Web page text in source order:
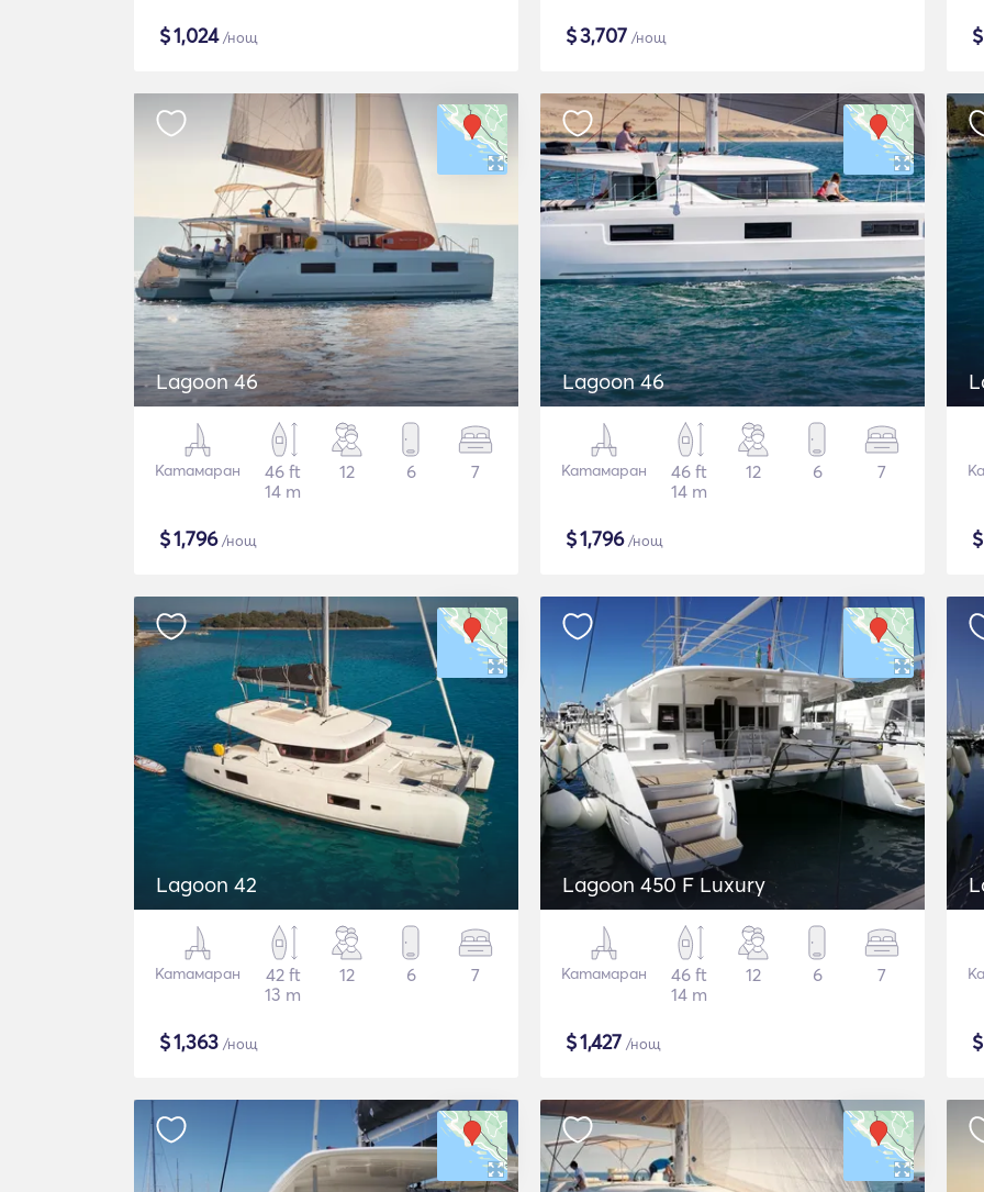
$1,024/нощ $3,707 /нощ
Lagoon 46
Катамаран
46 ft
14 m
12 6 7
$1,796/нощ
Lagoon 46
Катамаран
46 ft
14 m
12 6 7
$1,796/нощ
Lagoon 42
Катамаран
42 ft
13 m
12 6 7
$1,363 /нощ
Lagoon 450 F Luxury
Катамаран
46 ft
14 m
12 6 7
$1,427 /нощ